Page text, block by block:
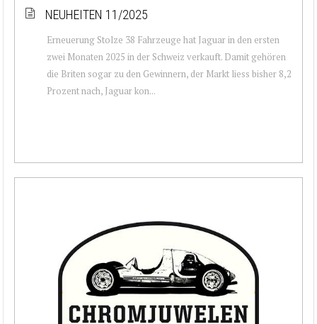
NEUHEITEN 11/2025
Erneuerung Stolze 38 Fahrzeuge hat Jaguar in den ersten
zwei Monaten 2025 in der Schweiz verkauft. Damit gehören
die Briten sogar zu den Gewinnern, der Markt liess bisher 8,2
Prozent nach, Jaguar kon...